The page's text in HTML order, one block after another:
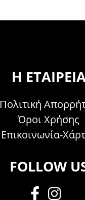
Η
Πολιτική
Όροι Χρήσης
Επικοινωνία-
FOLLOW